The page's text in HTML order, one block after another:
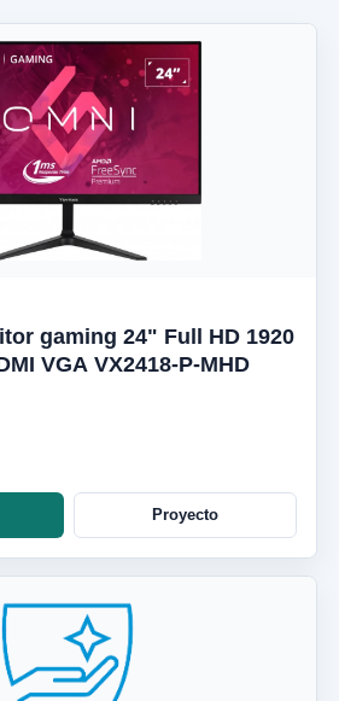
24" Full HD 1920
VGA VX2418-P-MHD
Proyecto